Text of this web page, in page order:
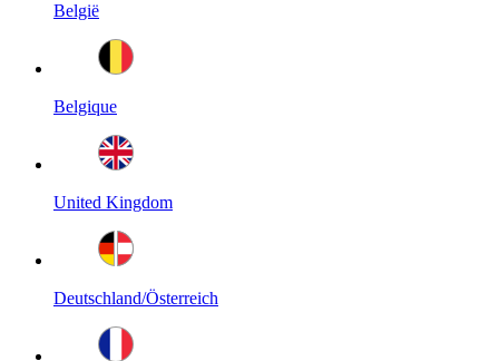
België
Belgique
United Kingdom
Deutschland/Österreich